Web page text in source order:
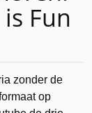
Fun
zonder de
op